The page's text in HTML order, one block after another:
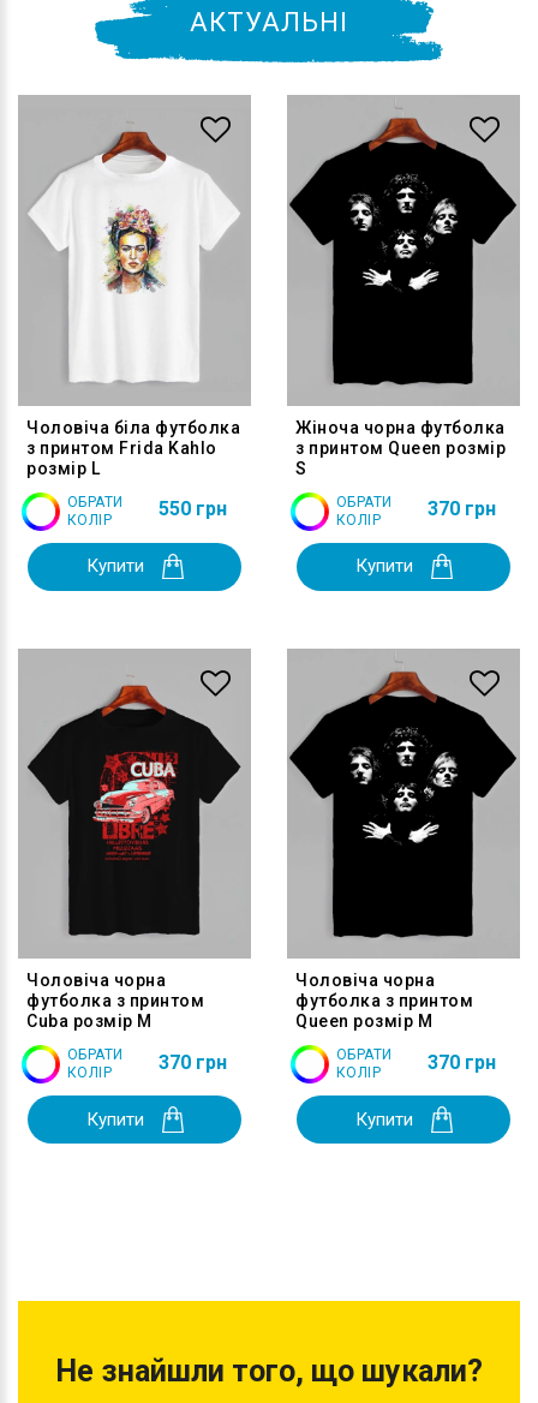
АКТУАЛЬНІ
Чоловіча біла футболка
з принтом Frida Kahlo
розмір L
ОБРАТИ
КОЛІР
550 грн
Купити
Жіноча чорна футболка
з принтом Queen розмір
S
ОБРАТИ
КОЛІР
370 грн
Купити
Чоловіча чорна
футболка з принтом
Cuba розмір M
ОБРАТИ
КОЛІР
370 грн
Купити
Чоловіча чорна
футболка з принтом
Queen розмір M
ОБРАТИ
КОЛІР
370 грн
Купити
Не знайшли того, що шукали?